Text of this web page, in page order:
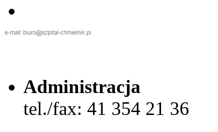
Administracja
tel./fax: 41 354 21 36